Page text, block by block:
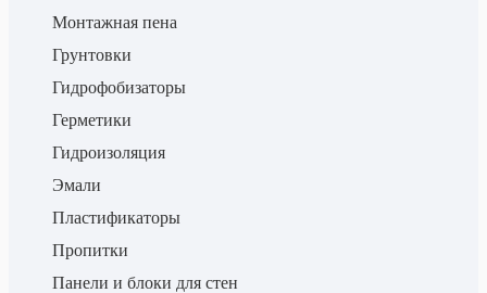
Монтажная пена
Грунтовки
Гидрофобизаторы
Герметики
Гидроизоляция
Эмали
Пластификаторы
Пропитки
Панели и блоки для стен